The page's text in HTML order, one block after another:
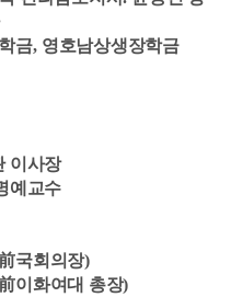
금, 영호남상생장학금
이사장
예교수
국회의장)
이화여대 총장)